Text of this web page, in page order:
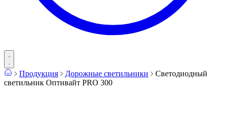
Продукция Дорожные светильники
Светодиодный
светильник Оптивайт PRO 300